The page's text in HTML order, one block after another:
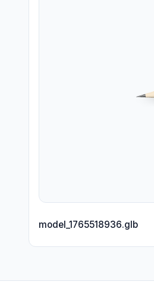
model_1765518936.glb